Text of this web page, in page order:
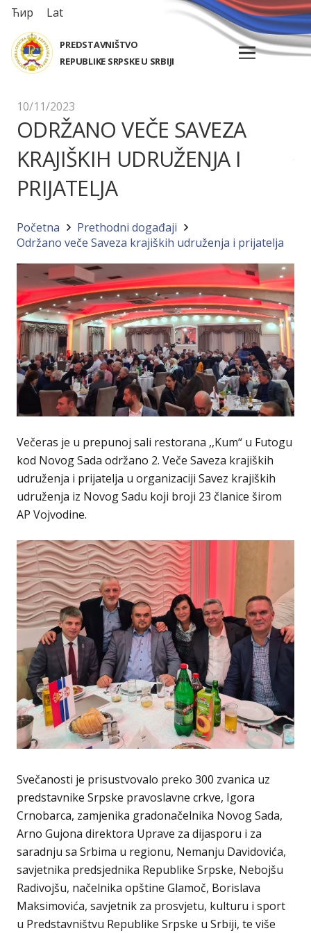
Ћир Lat
PREDSTAVNIŠTVO
REPUBLIKE SRPSKE U SRBIJI
10/11/2023
ODRŽANO VEČE SAVEZA
KRAJIŠKIH UDRUŽENJA I
PRIJATELJA
Početna
Prethodni događaji
Održano veče Saveza krajiških udruženja i prijatelja
Večeras je u prepunoj sali restorana ,,Kum“ u Futogu
kod Novog Sada održano 2. Veče Saveza krajiških
udruženja i prijatelja u organizaciji Savez krajiških
udruženja iz Novog Sadu koji broji 23 članice širom
AP Vojvodine.
Svečanosti je prisustvovalo preko 300 zvanica uz
predstavnike Srpske pravoslavne crkve, Igora
Crnobarca, zamjenika gradonačelnika Novog Sada,
Arno Gujona direktora Uprave za dijasporu i za
saradnju sa Srbima u regionu, Nemanju Davidovića,
savjetnika predsjednika Republike Srpske, Nebojšu
Radivojšu, načelnika opštine Glamoč, Borislava
Maksimovića, savjetnik za prosvjetu, kulturu i sport
u Predstavništvu Republike Srpske u Srbiji, te više